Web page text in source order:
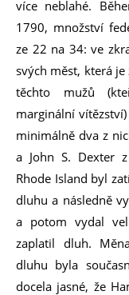
více neblahé.
1790, množství
ze 22 na 34: ve
svých měst, která
těchto mužů
marginální
minimálně dva z
a John S. Dexter
Rhode Island byl
dluhu a následně
a potom vydal
zaplatil dluh.
dluhu byla
docela jasné, že